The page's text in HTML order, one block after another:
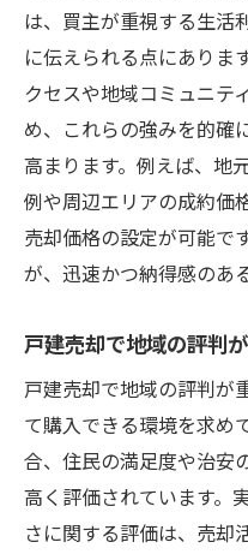
は、買主が重視する生活
に伝えられる点にありま
クセスや地域コミュニテ
め、これらの強みを的確
高まります。例えば、地
例や周辺エリアの成約価
売却価格の設定が可能で
が、迅速かつ納得感のあ
戸建売却で地域の評判
戸建売却で地域の評判が
て購入できる環境を求め
合、住民の満足度や治安
高く評価されています。
さに関する評価は、売却